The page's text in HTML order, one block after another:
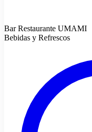
Bar Restaurante UMAMI
Bebidas y Refrescos